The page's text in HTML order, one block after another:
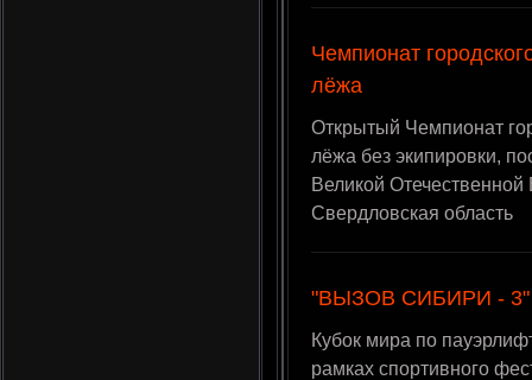
Чемпионат
лёжа
Открытый Чемпионат
лёжа без экипировки,
Великой Отечественной
Свердловская область
"ВЫЗОВ СИБИРИ - 3"
Кубок мира по
рамках спортивного